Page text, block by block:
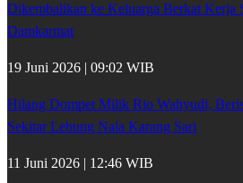
Dikembalikan ke Keluarga Berkat Kerja
Damkarmat
19 Juni 2026 | 09:02 WIB
Hilang Dompet Milik Rio Wahyudi,
Sekitar Lebung Nala Karang Sari
11 Juni 2026 | 12:46 WIB